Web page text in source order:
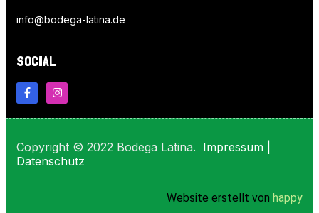
info@bodega-latina.de
SOCIAL
Copyright © 2022 Bodega Latina. Impressum
Datenschutz
Website erstellt von happy